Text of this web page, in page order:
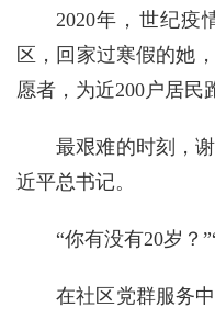
2020年，世纪疫
区，回家过寒假的她
愿者，为近200户居民
最艰难的时刻，
近平总书记。
“你有没有20岁？
在社区党群服务